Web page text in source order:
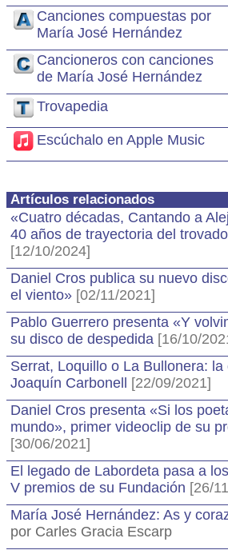
Canciones compuestas por
María José Hernández
Cancioneros con canciones
de María José Hernández
Trovapedia
Escúchalo en Apple Music
Artículos relacionados
«Cuatro décadas, Cantando a
40 años de trayectoria del
[12/10/2024]
Daniel Cros publica su nuevo
el viento» [02/11/2021]
Pablo Guerrero presenta «Y
su disco de despedida [16/10/
Serrat, Loquillo o La Bullonera:
Joaquín Carbonell [22/09/2021]
Daniel Cros presenta «Si los
mundo», primer videoclip de su
[30/06/2021]
El legado de Labordeta pasa a
V premios de su Fundación [26/
María José Hernández: As y
por Carles Gracia Escarp